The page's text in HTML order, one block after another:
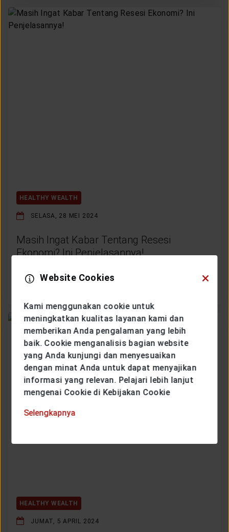
HEALTHY WEALTH
SELASA, 28 MEI 2024
Masih Ingat Kabar Tentang Resesi
Ekonomi? Ini Penjelasannya!
SELENGKAPNYA
HEALTHY WEALTH
JUMAT, 5 APRIL 2024
Website Cookies
Kami menggunakan cookie untuk
meningkatkan kualitas layanan kami dan
memberikan Anda pengalaman yang lebih
baik. Cookie menganalisis bagian website
yang Anda kunjungi dan menyesuaikan
dengan minat Anda untuk dapat menyajikan
informasi yang relevan. Pelajari lebih lanjut
mengenai Cookie di Kebijakan Cookie
Selengkapnya